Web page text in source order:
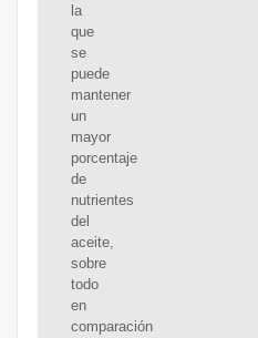
la
que
se
puede
mantener
un
mayor
porcentaje
de
nutrientes
del
aceite,
sobre
todo
en
comparación